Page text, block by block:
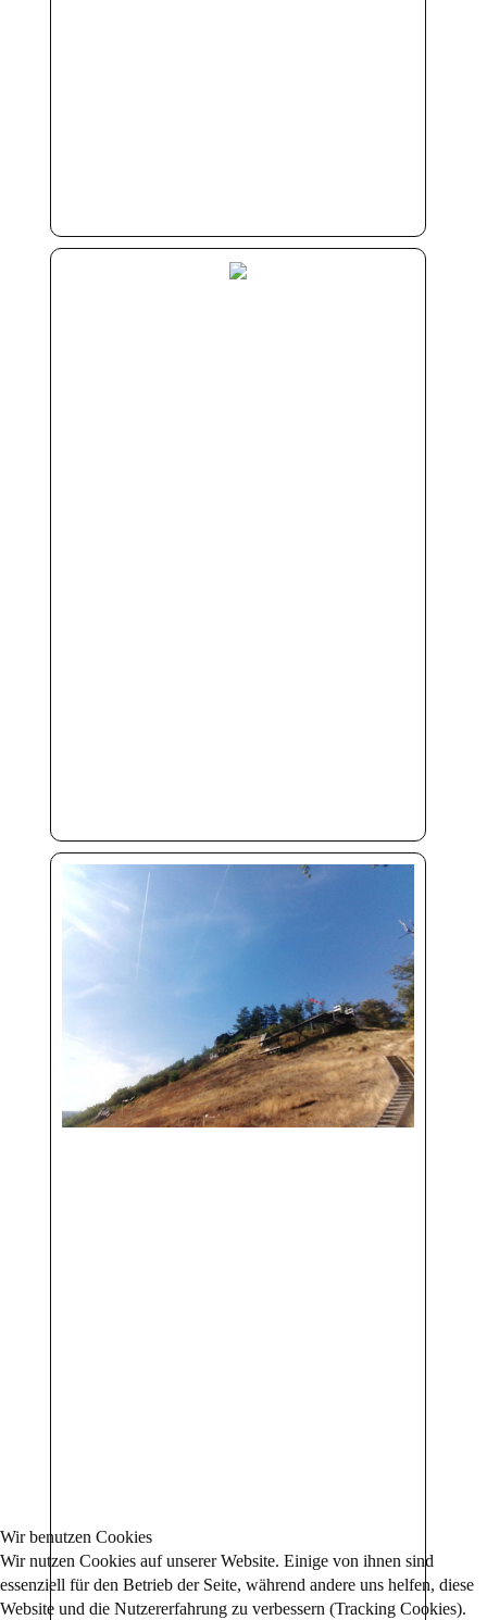
Wir benutzen Cookies
Wir nutzen Cookies auf unserer Website. Einige von ihnen sind
essenziell für den Betrieb der Seite, während andere uns helfen, diese
Website und die Nutzererfahrung zu verbessern (Tracking Cookies).